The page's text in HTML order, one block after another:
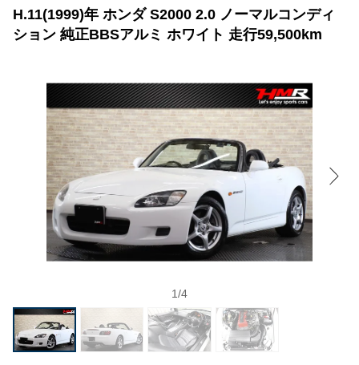
H.11(1999)年 ホンダ S2000 2.0 ノーマルコンディ
ション 純正BBSアルミ ホワイト 走行59,500km
1/4